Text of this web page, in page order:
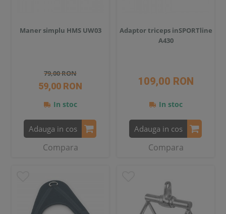
Maner simplu HMS UW03
79,00 RON
59,00 RON
In stoc
Adauga in cos
Compara
Adaptor triceps inSPORTline
A430
109,00 RON
In stoc
Adauga in cos
Compara